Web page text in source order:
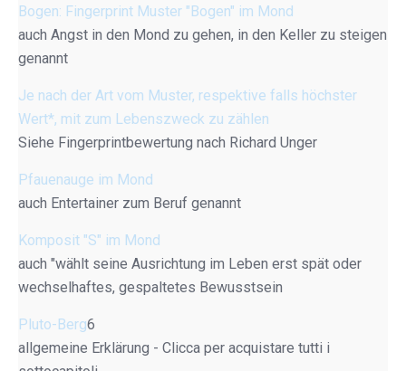
Bogen: Fingerprint Muster "Bogen" im Mond
auch Angst in den Mond zu gehen, in den Keller zu steigen
genannt
Je nach der Art vom Muster, respektive falls höchster
Wert*, mit zum Lebenszweck zu zählen
Siehe Fingerprintbewertung nach Richard Unger
Pfauenauge im Mond
auch Entertainer zum Beruf genannt
Komposit "S" im Mond
auch "wählt seine Ausrichtung im Leben erst spät oder
wechselhaftes, gespaltetes Bewusstsein
Pluto-Berg6
allgemeine Erklärung - Clicca per acquistare tutti i